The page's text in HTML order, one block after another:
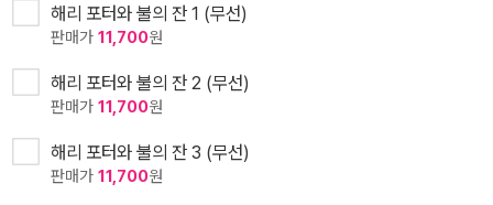
해리 포터와 불의 잔 1 (무선)
판매가 11,700원
해리 포터와 불의 잔 2 (무선)
판매가 11,700원
해리 포터와 불의 잔 3 (무선)
판매가 11,700원